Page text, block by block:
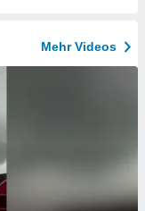
Mehr Videos